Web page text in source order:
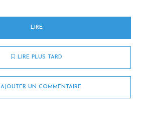
LIRE
LIRE PLUS TARD
AJOUTER UN COMMENTAIRE